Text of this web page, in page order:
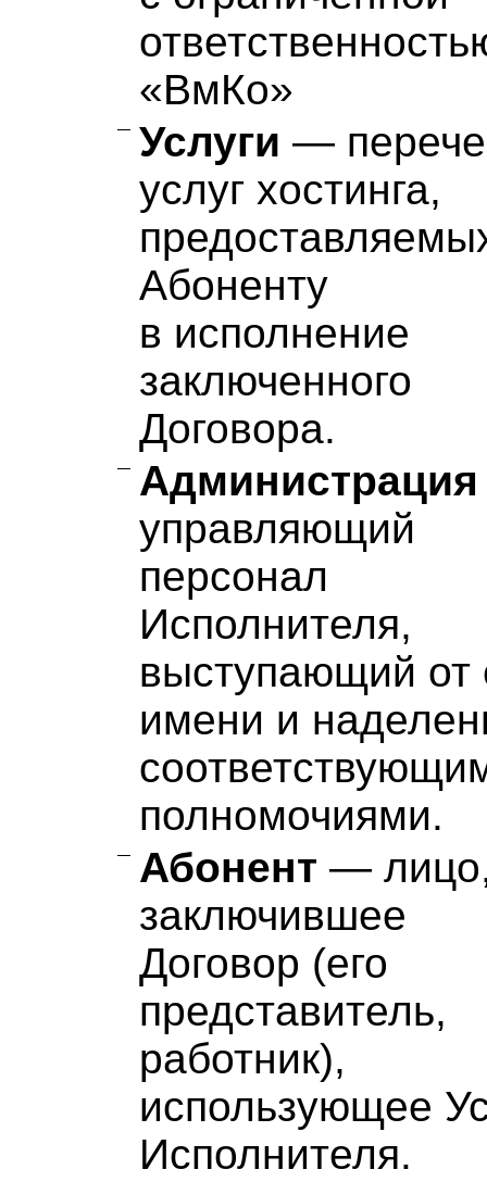
«ВмКо»
Услуги —
услуг хостинга,
Абоненту
в исполнение
заключенного
Договора.
Администрация
управляющий
персонал
Исполнителя,
выступающий от
имени и
полномочиями.
Абонент —
заключившее
Договор (его
представитель,
работник),
использующее
Исполнителя.